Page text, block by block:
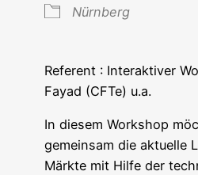
Nürn­berg
Refe­rent : Inter­ak­ti­ver
Fayad (CFTe) u.a.
In die­sem Work­shop
gemein­sam die aktu­el­le
Märk­te mit Hil­fe der